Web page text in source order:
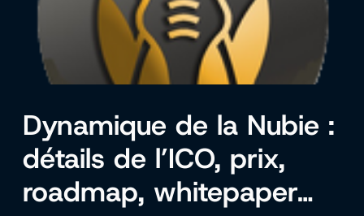
Dynamique de la Nubie :
détails de l’ICO, prix,
roadmap, whitepaper…